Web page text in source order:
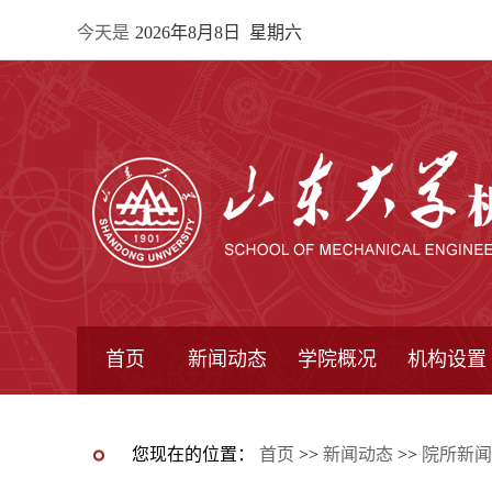
今天是 2026年8月8日 星期六
首页 新闻动态 学院概况 机构设置
您现在的位置： 首页 >> 新闻动态 >> 院所新闻